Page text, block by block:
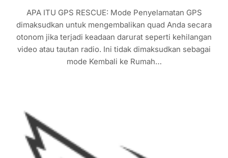
APA ITU GPS RESCUE: Mode Penyelamatan GPS
dimaksudkan untuk mengembalikan quad Anda secara
otonom jika terjadi keadaan darurat seperti kehilangan
video atau tautan radio. Ini tidak dimaksudkan sebagai
mode Kembali ke Rumah…